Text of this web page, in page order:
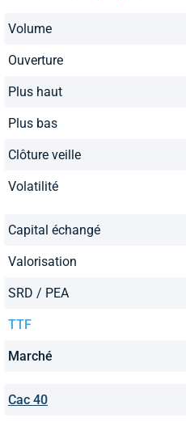
Volume
Ouverture
Plus haut
Plus bas
Clôture veille
Volatilité
Capital échangé
Valorisation
SRD / PEA
TTF
Marché
Cac 40